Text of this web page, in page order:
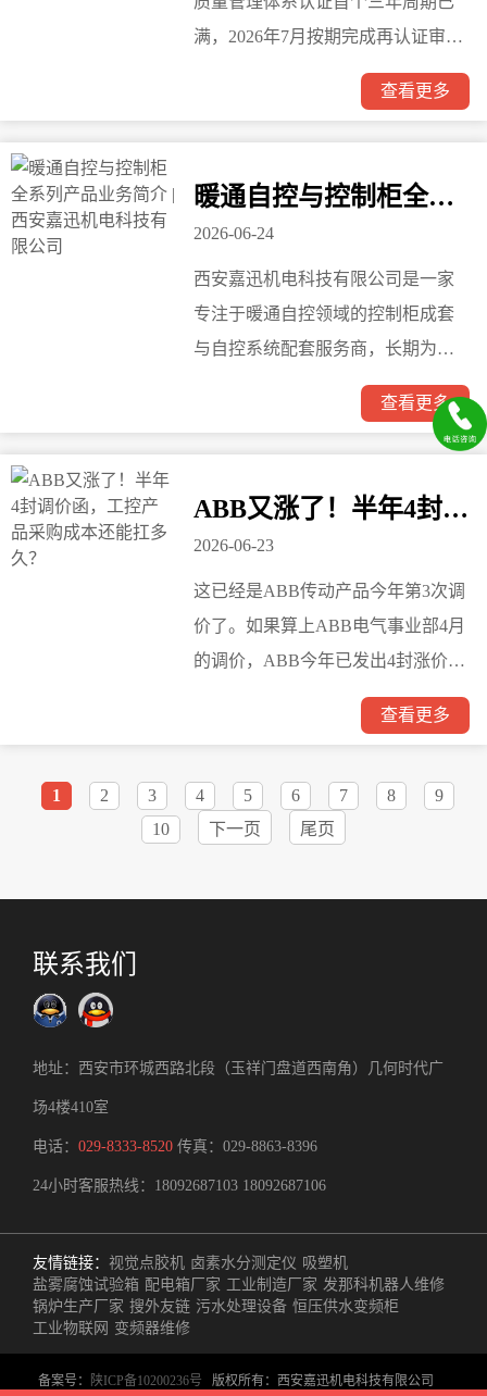
满，2026年7月按期完成再认证审
核，由新标元认证(上海)有限公司换
38526Q01036R153，有效期至2029
套设备、气动液压设备的制造销售
及电气设备修理。
查看更多
暖通自控与控制柜全系列产品业务简介 | 西安嘉迅机电科技有限公司
2026-06-24
西安嘉迅机电科技有限公司是一家
专注于暖通自控领域的控制柜成套
与自控系统配套服务商，长期为暖
通工程、集中供热、中央空调等项
目的系统集成商及施工单位提供控
制柜配套与技术支持。暖通工程项
要求严格——图纸变更频繁、工期
紧张、现场情况复杂，这些是行业
普遍存在的问题。嘉迅机电围绕这
些实际需求，提供从图纸深化、控
制柜成套生产到现场调试的全流程
配套服务，帮助合作伙伴降低沟通
成本、保障项目进度。
查看更多
ABB又涨了！半年4封调价函，工控产品采购成本还能扛多久？
2026-06-23
这已经是ABB传动产品今年第3次调
价了。如果算上ABB电气事业部4月
的调价，ABB今年已发出4封涨价
查看更多
1 2 3 4 5 6 7 8
9
10
下一页 尾页
联系我们
地址：西安市环城西路北段（玉祥门盘道西南角）几何时代广
场4楼410室
电话： 029-8333-8520 传真：029-8863-8396
24小时客服热线： 18092687103 18092687106
友情链接： 视觉点胶机 卤素水分测定仪 吸塑机
盐雾腐蚀试验箱 配电箱厂家 工业制造厂家 发那科机器人维修
锅炉生产厂家 搜外友链 污水处理设备 恒压供水变频柜
工业物联网 变频器维修
备案号： 陕ICP备10200236号 版权所有：西安嘉迅机电科技有限公司